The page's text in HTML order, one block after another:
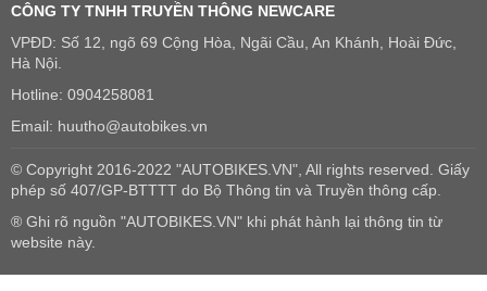
CÔNG TY TNHH TRUYỀN THÔNG NEWCARE
VPĐD: Số 12, ngõ 69 Cộng Hòa, Ngãi Cầu, An Khánh, Hoài Đức,
Hà Nội.
Hotline: 0904258081
Email: huutho@autobikes.vn
© Copyright 2016-2022 "AUTOBIKES.VN", All rights reserved. Giấy
phép số 407/GP-BTTTT do Bộ Thông tin và Truyền thông cấp.
® Ghi rõ nguồn "AUTOBIKES.VN" khi phát hành lại thông tin từ
website này.